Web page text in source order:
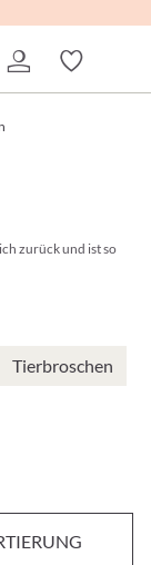
zurück und ist so
Tierbroschen
Feather